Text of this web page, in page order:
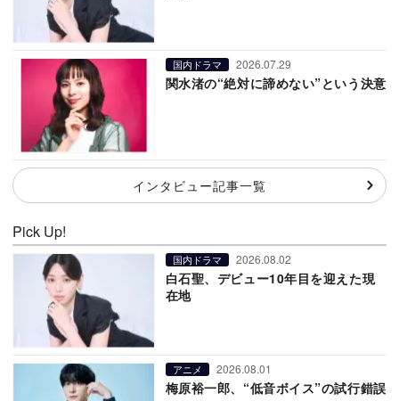
国内ドラマ 2026.07.29
関水渚の“絶対に諦めない”という決意
インタビュー記事一覧
Pick Up!
国内ドラマ 2026.08.02
白石聖、デビュー10年目を迎えた現
在地
アニメ 2026.08.01
梅原裕一郎、“低音ボイス”の試行錯誤